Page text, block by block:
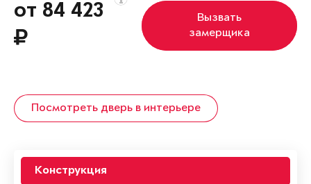
от 84 423
Вызвать
замерщика
Посмотреть дверь в интерьере
Конструкция